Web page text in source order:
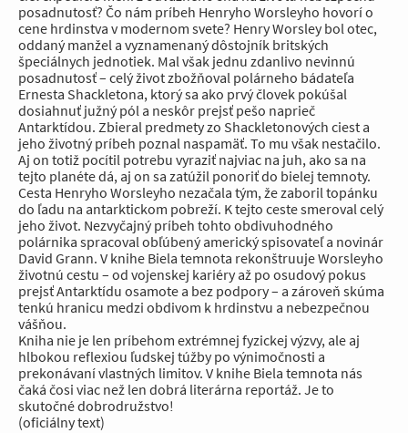
posadnutosť? Čo nám príbeh Henryho Worsleyho hovorí o
cene hrdinstva v modernom svete? Henry Worsley bol otec,
oddaný manžel a vyznamenaný dôstojník britských
špeciálnych jednotiek. Mal však jednu zdanlivo nevinnú
posadnutosť – celý život zbožňoval polárneho bádateľa
Ernesta Shackletona, ktorý sa ako prvý človek pokúšal
dosiahnuť južný pól a neskôr prejsť pešo naprieč
Antarktídou. Zbieral predmety zo Shackletonových ciest a
jeho životný príbeh poznal naspamäť. To mu však nestačilo.
Aj on totiž pocítil potrebu vyraziť najviac na juh, ako sa na
tejto planéte dá, aj on sa zatúžil ponoriť do bielej temnoty.
Cesta Henryho Worsleyho nezačala tým, že zaboril topánku
do ľadu na antarktickom pobreží. K tejto ceste smeroval celý
jeho život. Nezvyčajný príbeh tohto obdivuhodného
polárnika spracoval obľúbený americký spisovateľ a novinár
David Grann. V knihe Biela temnota rekonštruuje Worsleyho
životnú cestu – od vojenskej kariéry až po osudový pokus
prejsť Antarktídu osamote a bez podpory – a zároveň skúma
tenkú hranicu medzi obdivom k hrdinstvu a nebezpečnou
vášňou.
Kniha nie je len príbehom extrémnej fyzickej výzvy, ale aj
hlbokou reflexiou ľudskej túžby po výnimočnosti a
prekonávaní vlastných limitov. V knihe Biela temnota nás
čaká čosi viac než len dobrá literárna reportáž. Je to
skutočné dobrodružstvo!
(oficiálny text)